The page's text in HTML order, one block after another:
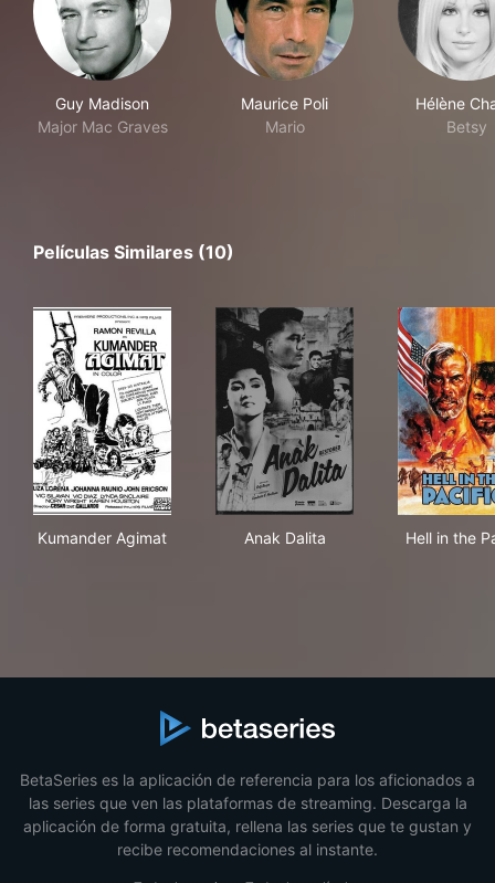
Guy Madison
Major Mac Graves
Maurice Poli
Mario
Hélène
Betsy
Películas Similares (10)
Kumander Agimat Anak Dalita Hell in the
BetaSeries es la aplicación de referencia para los aficionados a
las series que ven las plataformas de streaming. Descarga la
aplicación de forma gratuita, rellena las series que te gustan y
recibe recomendaciones al instante.